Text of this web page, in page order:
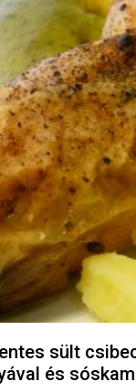
sült
és